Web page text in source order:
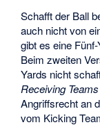
Schafft der Ball
auch nicht von
gibt es eine
Beim zweiten
Yards nicht
Receiving Teams
Angriffsrecht an
vom Kicking